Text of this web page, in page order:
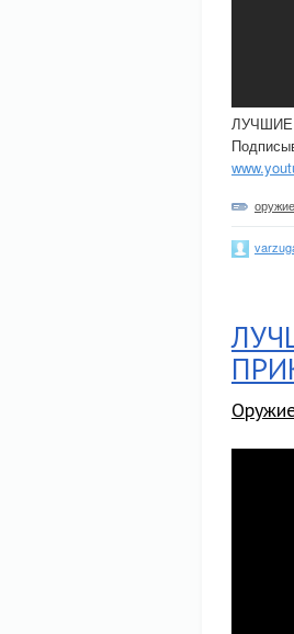
оружие